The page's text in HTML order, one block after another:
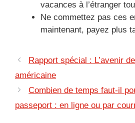
vacances à l’étranger
Ne commettez pas ces
maintenant, payez plus
Rapport spécial : L’avenir
américaine
Combien de temps faut-il
passeport : en ligne ou par